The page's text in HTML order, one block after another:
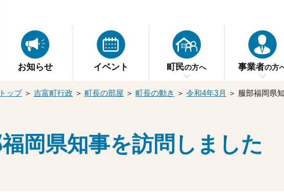
お知らせ イベント 町民の方へ 事業者の方
ップ＞ 吉富町行政 ＞ 町長の部屋 ＞ 町長の動き ＞ 令和4年3月 ＞ 服部福岡県
岡県知事を訪問しました